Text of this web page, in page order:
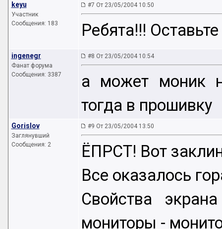
keyu
Участник
Сообщения: 183
#7 От 23/05/2004 10:50
Ребята!!!
ingenegr
Фанат форума
Сообщения: 3387
#8 От 23/05/2004 10:54
а может моник
тогда в прошивку
Gorislov
Заглянувший
Сообщения: 2
#9 От 23/05/2004 13:50
ЁПРСТ! Вот
Все оказалось
Свойства
мониторы -